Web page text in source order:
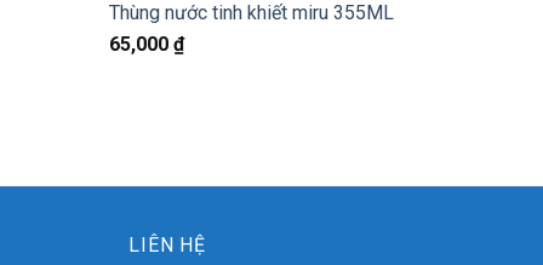
Thùng nước tinh khiết miru 355ML
65,000 ₫
LIÊN HỆ